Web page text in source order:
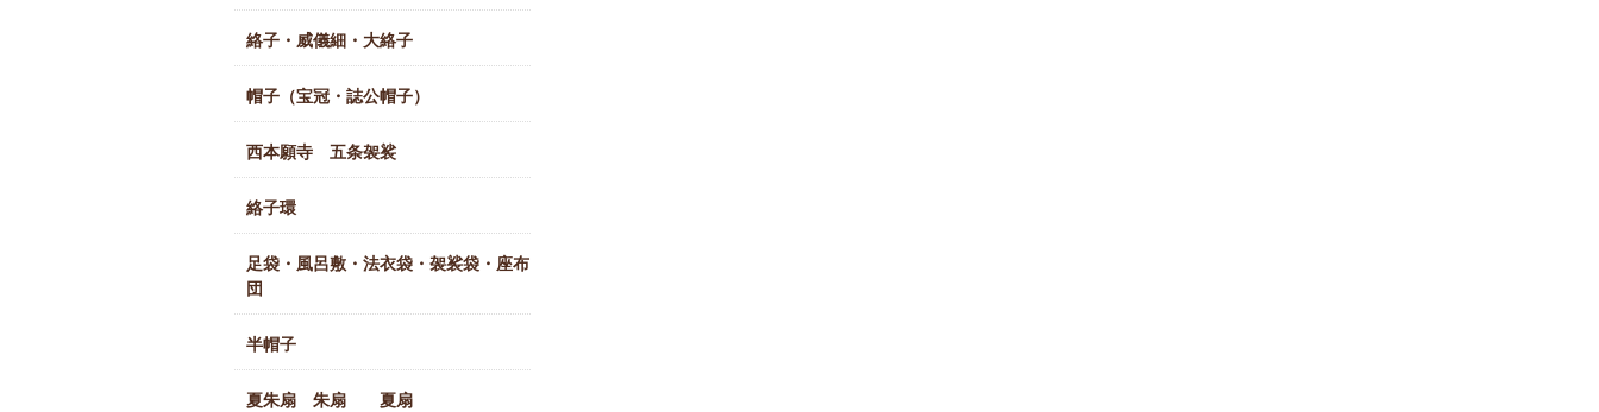
絡子・威儀細・大絡子
帽子（宝冠・誌公帽子）
西本願寺 五条袈裟
絡子環
足袋・風呂敷・法衣袋・袈裟袋・座布
団
半帽子
夏朱扇 朱扇 夏扇